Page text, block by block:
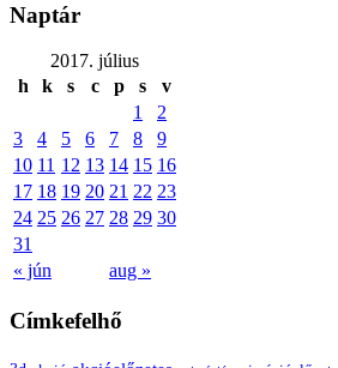
Naptár
2017. július
h
k s c p s v
« jún aug »
1
2
3
4 5 6 7 8
9
10 11 12 13 14 15 16
17 18 19 20 21 22 23
24 25 26 27 28 29 30
31
Címkefelhő